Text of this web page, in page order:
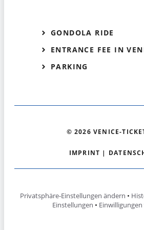
GONDOLA RIDE
ENTRANCE FEE IN
PARKING
© 2026 VENICE-
IMPRINT |
Privatsphäre-Einstellungen ändern •
Einstellungen •